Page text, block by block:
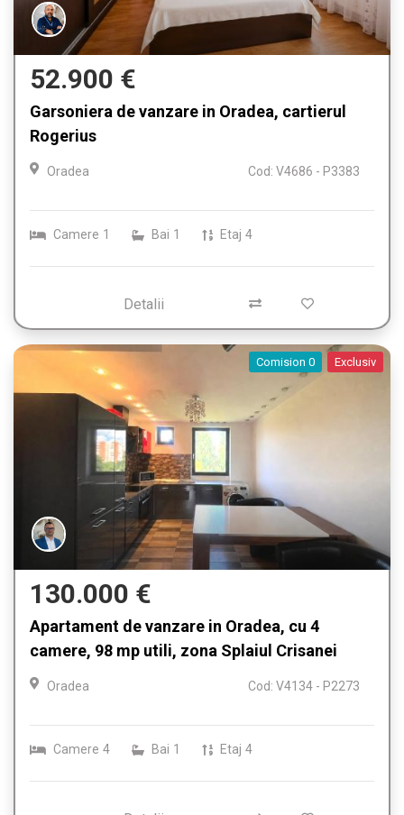
52.900 €
Garsoniera de vanzare in Oradea, cartierul
Rogerius
Oradea Cod: V4686 - P3383
Camere 1 Bai 1 Etaj 4
Detalii
Comision 0 Exclusiv
130.000 €
Apartament de vanzare in Oradea, cu 4
camere, 98 mp utili, zona Splaiul Crisanei
Oradea Cod: V4134 - P2273
Camere 4 Bai 1 Etaj 4